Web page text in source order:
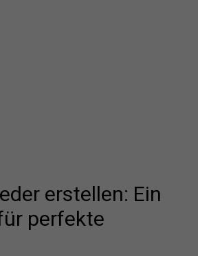
erstellen: Ein
perfekte